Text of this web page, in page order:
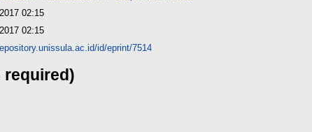
02:15
02:15
id/eprint/7514